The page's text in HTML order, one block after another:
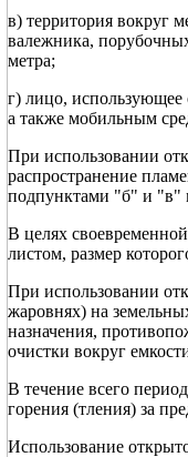
в) территория вокруг
валежника,
метра;
г) лицо,
а также мобильным
При использовании
распространение
подпунктами "б" и "в"
В целях
листом, размер
При использовании
жаровнях) на
назначения,
очистки вокруг
В течение всего
горения (тления) за
Использование